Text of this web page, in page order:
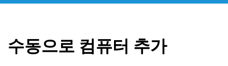
수동으로 컴퓨터 추가